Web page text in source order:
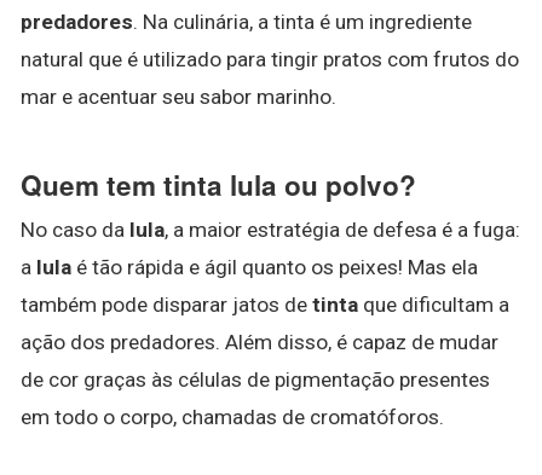
predadores. Na culinária, a tinta é um ingrediente
natural que é utilizado para tingir pratos com frutos do
mar e acentuar seu sabor marinho.
Quem tem tinta lula ou polvo?
No caso da lula, a maior estratégia de defesa é a fuga:
a lula é tão rápida e ágil quanto os peixes! Mas ela
também pode disparar jatos de tinta que dificultam a
ação dos predadores. Além disso, é capaz de mudar
de cor graças às células de pigmentação presentes
em todo o corpo, chamadas de cromatóforos.